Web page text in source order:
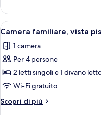
familiare,
vista
giardino
Apri
tutte
le
foto
per
Camera
familiare,
vista
3
Camera familiare, vista
1 camera
Per 4 persone
2 letti singoli e 1 divano
Wi-Fi gratuito
Scopri di più
Altri